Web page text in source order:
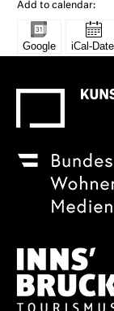
Add to calendar: